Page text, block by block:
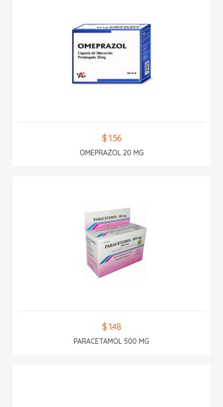
$ 1.56
OMEPRAZOL 20 MG
$ 1.48
PARACETAMOL 500 MG